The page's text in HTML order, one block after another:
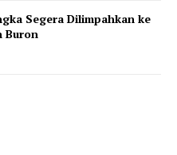
Segera Dilimpahkan ke
Buron